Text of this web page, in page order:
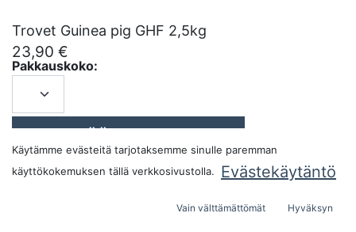
Trovet Guinea pig GHF 2,5kg
23,90 €
Pakkauskoko:
Käytämme evästeitä tarjotaksemme sinulle paremman
käyttökokemuksen tällä verkkosivustolla.
Evästekäytäntö
Vain välttämättömät Hyväksyn